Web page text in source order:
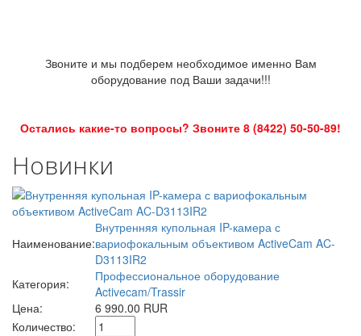
Звоните и мы подберем необходимое именно Вам
оборудование под Ваши задачи!!!
Остались какие-то вопросы? Звоните 8 (8422) 50-50-89!
Новинки
Наименование:
Внутренняя купольная IP-камера с
вариофокальным объективом ActiveCam AC-
D3113IR2
Категория:
Профессиональное оборудование
Activecam/Trassir
Цена:
6 990.00 RUR
Количество: